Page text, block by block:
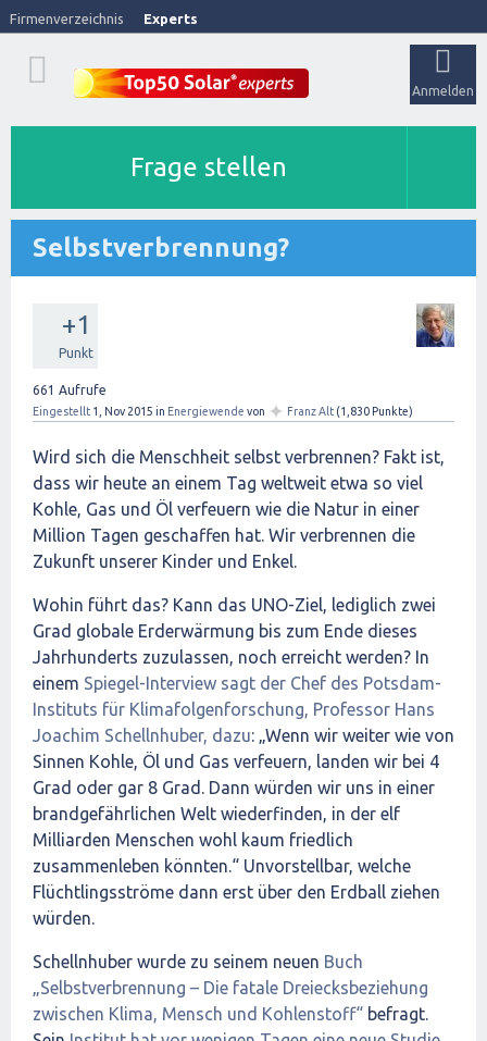
Firmenverzeichnis Experts
Anmelden
Frage stellen
Selbstverbrennung?
+1
Punkt
661 Aufrufe
Eingestellt 1, Nov 2015 in Energiewende von ✦ Franz Alt (1,830 Punkte)
Wird sich die Menschheit selbst verbrennen? Fakt ist,
dass wir heute an einem Tag weltweit etwa so viel
Kohle, Gas und Öl verfeuern wie die Natur in einer
Million Tagen geschaffen hat. Wir verbrennen die
Zukunft unserer Kinder und Enkel.
Wohin führt das? Kann das UNO-Ziel, lediglich zwei
Grad globale Erderwärmung bis zum Ende dieses
Jahrhunderts zuzulassen, noch erreicht werden? In
einem Spiegel-Interview sagt der Chef des Potsdam-
Instituts für Klimafolgenforschung, Professor Hans
Joachim Schellnhuber, dazu: „Wenn wir weiter wie von
Sinnen Kohle, Öl und Gas verfeuern, landen wir bei 4
Grad oder gar 8 Grad. Dann würden wir uns in einer
brandgefährlichen Welt wiederfinden, in der elf
Milliarden Menschen wohl kaum friedlich
zusammenleben könnten.“ Unvorstellbar, welche
Flüchtlingsströme dann erst über den Erdball ziehen
würden.
Schellnhuber wurde zu seinem neuen Buch
„Selbstverbrennung – Die fatale Dreiecksbeziehung
zwischen Klima, Mensch und Kohlenstoff“ befragt.